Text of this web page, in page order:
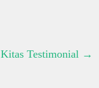
Kitas Testimonial →